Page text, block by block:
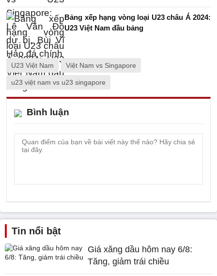
Bảng xếp hạng vòng loại U23 châu Á 2024:
U23 Việt Nam đầu bảng
U23 Việt Nam Việt Nam vs Singapore
u23 việt nam vs u23 singapore
Bình luận
Tin nổi bật
Giá xăng dầu hôm nay 6/8:
Tăng, giảm trái chiều